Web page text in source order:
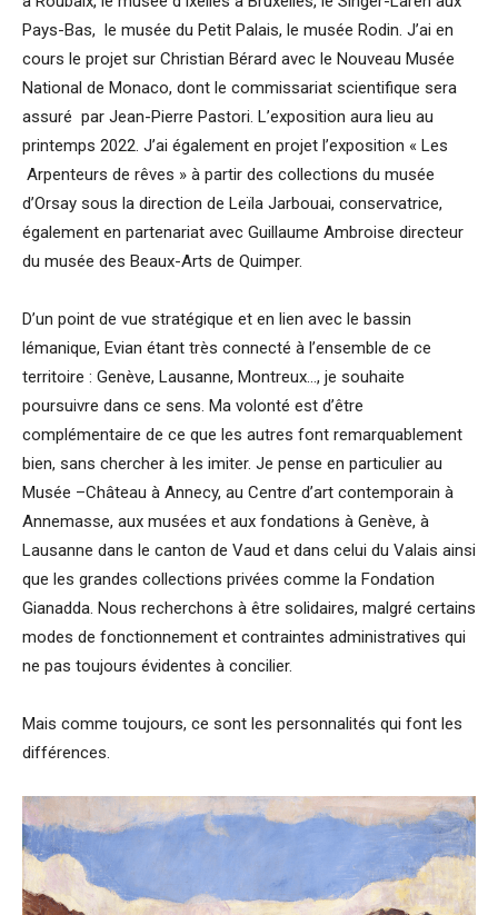
Pays-Bas, le musée du Petit Palais, le musée Rodin. J’ai en
cours le projet sur Christian Bérard avec le Nouveau Musée
National de Monaco, dont le commissariat scientifique sera
assuré par Jean-Pierre Pastori. L’exposition aura lieu au
printemps 2022. J’ai également en projet l’exposition « Les
Arpenteurs de rêves » à partir des collections du musée
d’Orsay sous la direction de Leïla Jarbouai, conservatrice,
également en partenariat avec Guillaume Ambroise directeur
du musée des Beaux-Arts de Quimper.
D’un point de vue stratégique et en lien avec le bassin
lémanique, Evian étant très connecté à l’ensemble de ce
territoire : Genève, Lausanne, Montreux…, je souhaite
poursuivre dans ce sens. Ma volonté est d’être
complémentaire de ce que les autres font remarquablement
bien, sans chercher à les imiter. Je pense en particulier au
Musée –Château à Annecy, au Centre d’art contemporain à
Annemasse, aux musées et aux fondations à Genève, à
Lausanne dans le canton de Vaud et dans celui du Valais ainsi
que les grandes collections privées comme la Fondation
Gianadda. Nous recherchons à être solidaires, malgré certains
modes de fonctionnement et contraintes administratives qui
ne pas toujours évidentes à concilier.
Mais comme toujours, ce sont les personnalités qui font les
différences.